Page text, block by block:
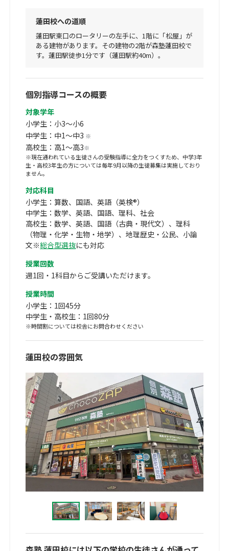
個別指導コースの概要
対象学年
小学生：小3～小6
中学生：中1～中3 ※
高校生：高1～高3※
※現在通われている生徒さんの受験指導に全力をつくすため、中学3年
生・高校3年生の方については毎年9月以降の生徒募集は実施しており
ません。
対応科目
小学生：算数、国語、英語（英検®）
中学生：数学、英語、国語、理科、社会
高校生：数学、英語、国語（古典・現代文）、理科
（物理・化学・生物・地学）、地理歴史・公民、小論
文※総合型選抜にも対応
授業回数
週1回・1科目からご受講いただけます。
授業時間
小学生：1回45分
中学生・高校生：1回80分
※時間割については校舎にお問合わせください
蓮田校の雰囲気
蓮田校への道順
蓮田駅東口のロータリーの左手に、1階に「松屋」が
ある建物があります。その建物の2階が森塾蓮田校で
す。蓮田駅徒歩1分です（蓮田駅約40m）。